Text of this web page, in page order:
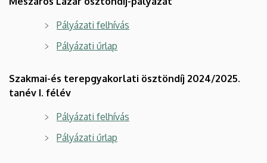
Pályázati felhívás
Pályázati űrlap
Szakmai-és terepgyakorlati ösztöndíj 2024/2025.
tanév I. félév
Pályázati felhívás
Pályázati űrlap